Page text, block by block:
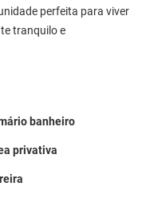
perfeita para viver
tranquilo e
banheiro
privativa